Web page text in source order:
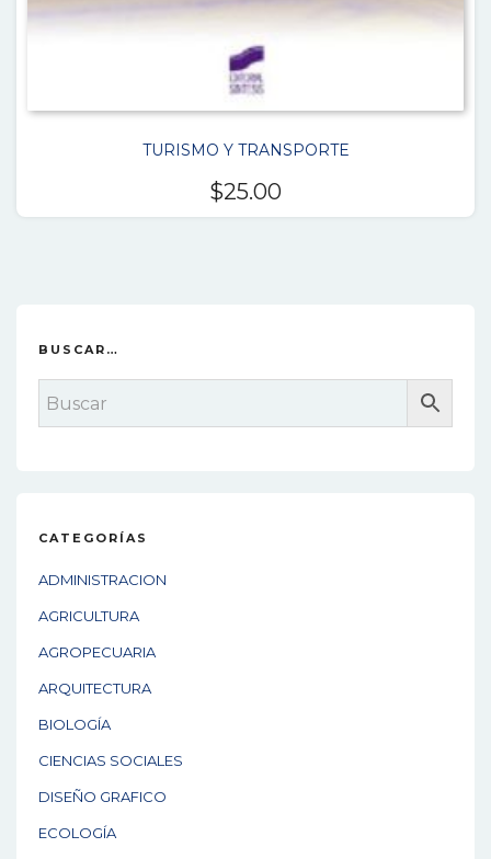
TURISMO Y TRANSPORTE
$25.00
BUSCAR…
CATEGORÍAS
ADMINISTRACION
AGRICULTURA
AGROPECUARIA
ARQUITECTURA
BIOLOGÍA
CIENCIAS SOCIALES
DISEÑO GRAFICO
ECOLOGÍA